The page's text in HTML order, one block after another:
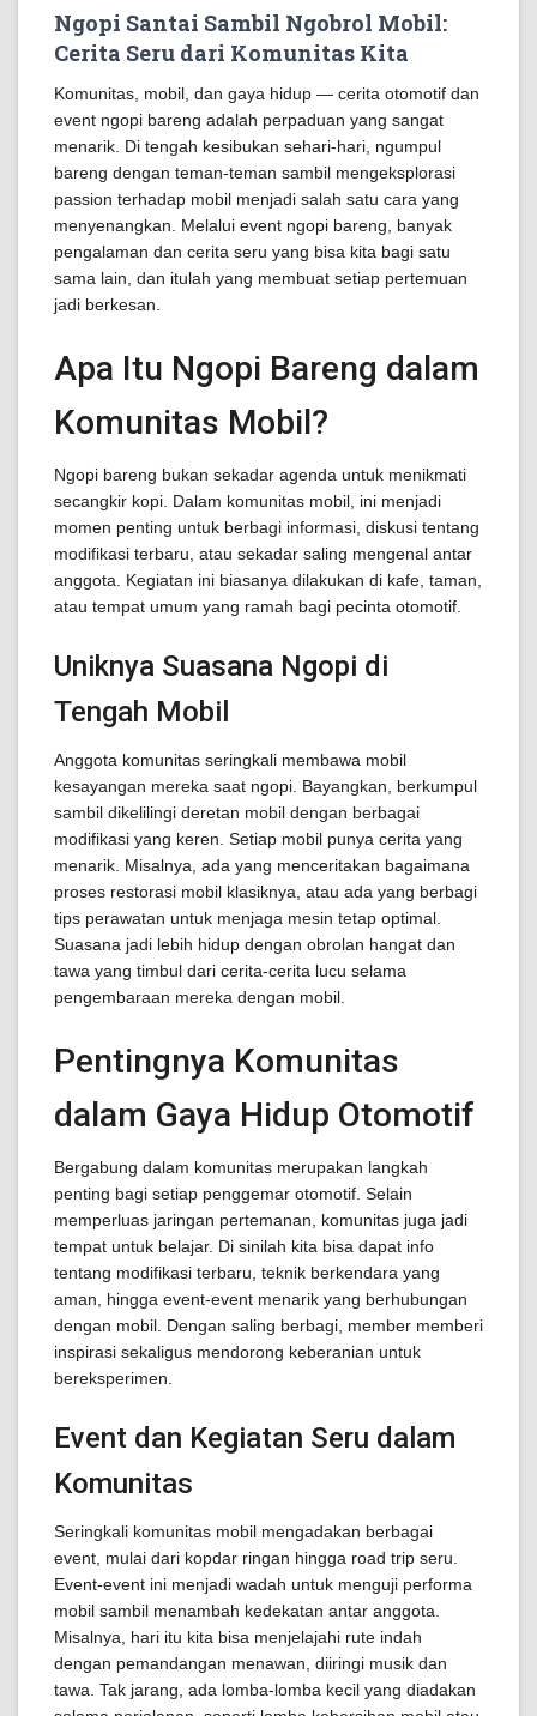
Ngopi Santai Sambil Ngobrol Mobil:
Cerita Seru dari Komunitas Kita
Komunitas, mobil, dan gaya hidup — cerita otomotif dan
event ngopi bareng adalah perpaduan yang sangat
menarik. Di tengah kesibukan sehari-hari, ngumpul
bareng dengan teman-teman sambil mengeksplorasi
passion terhadap mobil menjadi salah satu cara yang
menyenangkan. Melalui event ngopi bareng, banyak
pengalaman dan cerita seru yang bisa kita bagi satu
sama lain, dan itulah yang membuat setiap pertemuan
jadi berkesan.
Apa Itu Ngopi Bareng dalam
Komunitas Mobil?
Ngopi bareng bukan sekadar agenda untuk menikmati
secangkir kopi. Dalam komunitas mobil, ini menjadi
momen penting untuk berbagi informasi, diskusi tentang
modifikasi terbaru, atau sekadar saling mengenal antar
anggota. Kegiatan ini biasanya dilakukan di kafe, taman,
atau tempat umum yang ramah bagi pecinta otomotif.
Uniknya Suasana Ngopi di
Tengah Mobil
Anggota komunitas seringkali membawa mobil
kesayangan mereka saat ngopi. Bayangkan, berkumpul
sambil dikelilingi deretan mobil dengan berbagai
modifikasi yang keren. Setiap mobil punya cerita yang
menarik. Misalnya, ada yang menceritakan bagaimana
proses restorasi mobil klasiknya, atau ada yang berbagi
tips perawatan untuk menjaga mesin tetap optimal.
Suasana jadi lebih hidup dengan obrolan hangat dan
tawa yang timbul dari cerita-cerita lucu selama
pengembaraan mereka dengan mobil.
Pentingnya Komunitas
dalam Gaya Hidup Otomotif
Bergabung dalam komunitas merupakan langkah
penting bagi setiap penggemar otomotif. Selain
memperluas jaringan pertemanan, komunitas juga jadi
tempat untuk belajar. Di sinilah kita bisa dapat info
tentang modifikasi terbaru, teknik berkendara yang
aman, hingga event-event menarik yang berhubungan
dengan mobil. Dengan saling berbagi, member memberi
inspirasi sekaligus mendorong keberanian untuk
bereksperimen.
Event dan Kegiatan Seru dalam
Komunitas
Seringkali komunitas mobil mengadakan berbagai
event, mulai dari kopdar ringan hingga road trip seru.
Event-event ini menjadi wadah untuk menguji performa
mobil sambil menambah kedekatan antar anggota.
Misalnya, hari itu kita bisa menjelajahi rute indah
dengan pemandangan menawan, diiringi musik dan
tawa. Tak jarang, ada lomba-lomba kecil yang diadakan